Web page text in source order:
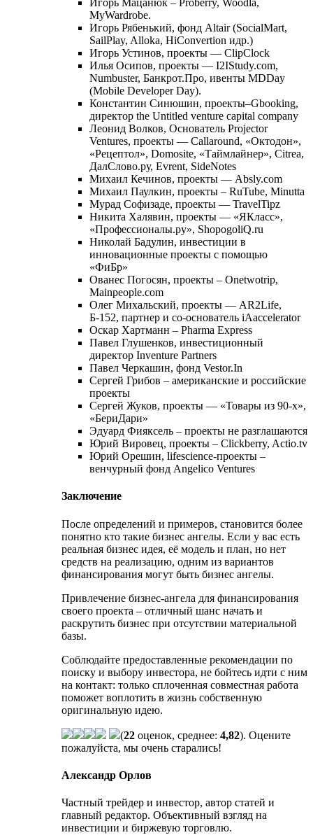
Игорь Мацанюк – Proberry, Woodla,
MyWardrobe.
Игорь Рябенький, фонд Altair (SocialMart,
SailPlay, Alloka, HiConvertion идр.)
Игорь Устинов, проекты — ClipClock
Илья Осипов, проекты — I2IStudy.com,
Numbuster, Банкрот.Про, ивенты MDDay
(Mobile Developer Day).
Константин Синюшин, проекты–Gbooking,
директор the Untitled venture capital company
Леонид Волков, Основатель Projector
Ventures, проекты — Callaround, «Октодон»,
«Рецептол», Domosite, «Таймлайнер», Citrea,
ДалСлово.ру, Evrent, SideNotes
Михаил Кечинов, проекты — Absly.com
Михаил Паулкин, проекты – RuTube, Minutta
Мурад Софизаде, проекты — TravelTipz
Никита Халявин, проекты — «ЯКласс»,
«Профессионалы.ру», ShopogoliQ.ru
Николай Бадулин, инвестиции в
инновационные проекты с помощью
«ФиБр»
Ованес Погосян, проекты – Onetwotrip,
Mainpeople.com
Олег Михальский, проекты — AR2Life,
Б-152, партнер и со-основатель iAaccelerator
Оскар Хартманн – Pharma Express
Павел Глушенков, инвестиционный
директор Inventure Partners
Павел Черкашин, фонд Vestor.In
Сергей Грибов – американские и российские
проекты
Сергей Жуков, проекты — «Товары из 90-х»,
«БериДари»
Эдуард Фияксель – проекты не разглашаются
Юрий Вировец, проекты – Clickberry, Actio.tv
Юрий Орешин, lifescience-проекты –
венчурный фонд Angelico Ventures
Заключение
После определений и примеров, становится более
понятно кто такие бизнес ангелы. Если у вас есть
реальная бизнес идея, её модель и план, но нет
средств на реализацию, одним из вариантов
финансирования могут быть бизнес ангелы.
Привлечение бизнес-ангела для финансирования
своего проекта – отличный шанс начать и
раскрутить бизнес при отсутствии материальной
базы.
Соблюдайте предоставленные рекомендации по
поиску и выбору инвестора, не бойтесь идти с ним
на контакт: только сплоченная совместная работа
поможет воплотить в жизнь собственную
оригинальную идею.
(22 оценок, среднее: 4,82). Оцените
пожалуйста, мы очень старались!
Александр Орлов
Частный трейдер и инвестор, автор статей и
главный редактор. Объективный взгляд на
инвестиции и биржевую торговлю.